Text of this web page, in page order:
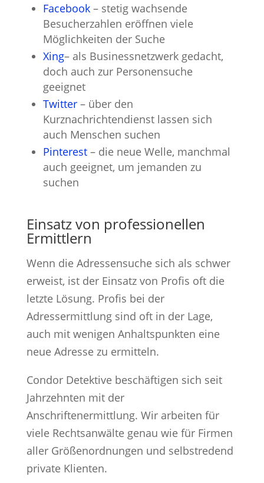
Facebook– stetig wachsende
Besucherzahlen eröffnen viele
Möglichkeiten der Suche
Xing– als Businessnetzwerk gedacht,
doch auch zur Personensuche
geeignet
Twitter– über den
Kurznachrichtendienst lassen sich
auch Menschen suchen
Pinterest– die neue Welle, manchmal
auch geeignet, um jemanden zu
suchen
Einsatz von professionellen
Ermittlern
Wenn die Adressensuche sich als schwer
erweist, ist der Einsatz von Profis oft die
letzte Lösung. Profis bei der
Adressermittlung sind oft in der Lage,
auch mit wenigen Anhaltspunkten eine
neue Adresse zu ermitteln.
Condor Detektive beschäftigen sich seit
Jahrzehnten mit der
Anschriftenermittlung. Wir arbeiten für
viele Rechtsanwälte genau wie für Firmen
aller Größenordnungen und selbstredend
private Klienten.